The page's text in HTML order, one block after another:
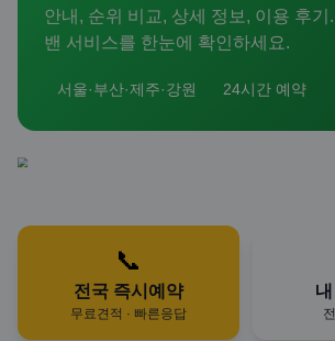
안내, 순위 비교, 상세 정보, 이용 후기
밴 서비스를 한눈에 확인하세요.
서울·부산·제주·강원 24시간 예약
📞
전국 즉시예약
무료견적 · 빠른응답